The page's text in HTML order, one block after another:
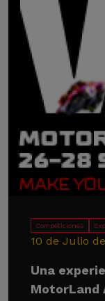
Competiciones
10 de Julio
Una
MotorLand